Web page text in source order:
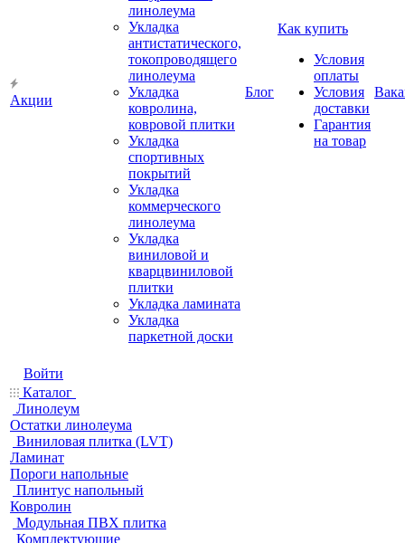
Акции
линолеума
Укладка
антистатического,
токопроводящего
линолеума
Укладка
ковролина,
ковровой плитки
Укладка
спортивных
покрытий
Укладка
коммерческого
линолеума
Укладка
виниловой и
кварцвиниловой
плитки
Укладка ламината
Укладка
паркетной доски
Блог
Как купить
Условия
оплаты
Условия
доставки
Гарантия
на товар
Войти
Каталог
Линолеум
Остатки линолеума
Виниловая плитка (LVT)
Ламинат
Пороги напольные
Плинтус напольный
Ковролин
Модульная ПВХ плитка
Комплектующие